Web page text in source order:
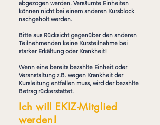
abgezogen werden. Versäumte Einheiten
können nicht bei einem anderen Kursblock
nachgeholt werden.
Bitte aus Rücksicht gegenüber den anderen
Teilnehmenden keine Kursteilnahme bei
starker Erkältung oder Krankheit!
Wenn eine bereits bezahlte Einheit oder
Veranstaltung z.B. wegen Krankheit der
Kursleitung entfallen muss, wird der bezahlte
Betrag rückerstattet.
Ich will EKIZ-Mitglied
werden!